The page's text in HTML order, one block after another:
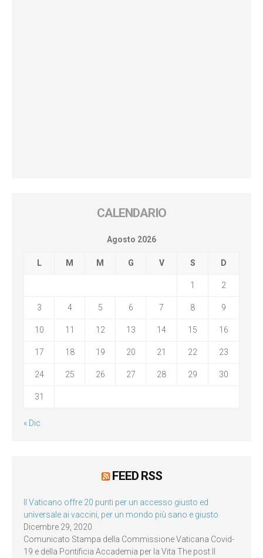
CALENDARIO
Agosto 2026
L M M G V S D
1 2
3 4 5 6 7 8 9
10 11 12 13 14 15 16
17 18 19 20 21 22 23
24 25 26 27 28 29 30
31
« Dic
FEED RSS
Il Vaticano offre 20 punti per un accesso giusto ed
universale ai vaccini, per un mondo più sano e giusto
Dicembre 29, 2020
Comunicato Stampa della Commissione Vaticana Covid-
19 e della Pontificia Accademia per la Vita The post Il